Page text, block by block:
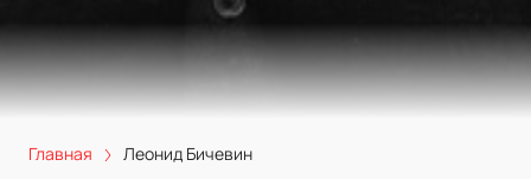
Главная Леонид Бичевин